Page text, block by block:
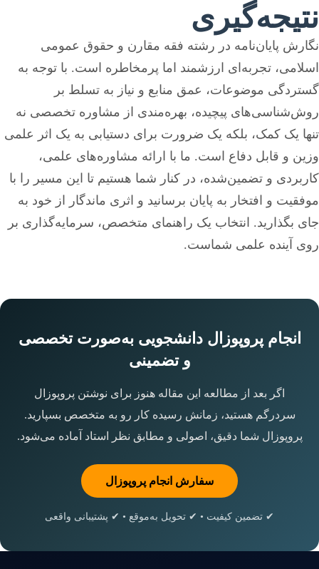
نتیجه‌گیری
نگارش پایان‌نامه در رشته فقه مقارن و حقوق عمومی
اسلامی، تجربه‌ای ارزشمند اما پرمخاطره است. با توجه به
گستردگی موضوعات، عمق منابع و نیاز به تسلط بر
روش‌شناسی‌های پیچیده، بهره‌مندی از مشاوره تخصصی نه
تنها یک کمک، بلکه یک ضرورت برای دستیابی به یک اثر علمی
وزین و قابل دفاع است. ما با ارائه مشاوره‌های علمی،
کاربردی و تضمین‌شده، در کنار شما هستیم تا این مسیر را با
موفقیت و افتخار به پایان برسانید و اثری ماندگار از خود به
جای بگذارید. انتخاب یک راهنمای متخصص، سرمایه‌گذاری بر
روی آینده علمی شماست.
انجام پروپوزال دانشجویی به‌صورت تخصصی
و تضمینی
اگر بعد از مطالعه این مقاله هنوز برای نوشتن پروپوزال
سردرگم هستید، زمانش رسیده کار رو به متخصص بسپارید.
پروپوزال شما دقیق، اصولی و مطابق نظر استاد آماده می‌شود.
سفارش انجام پروپوزال
✔ تضمین کیفیت • ✔ تحویل به‌موقع • ✔ پشتیبانی واقعی